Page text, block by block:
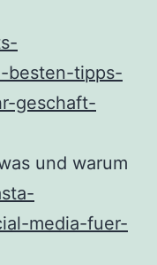
besten-tipps-
geschaft-
und warum
media-fuer-